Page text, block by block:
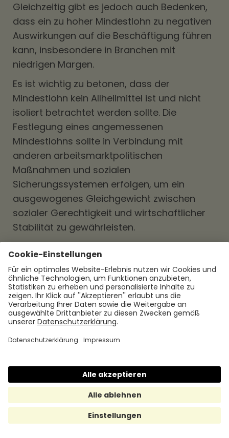
Gleichzeitig gibt es jedoch auch Bedenken,
dass ein zu hoher Mindestlohn zu negativen
Auswirkungen auf die Beschäftigung führen
kann, insbesondere in Branchen mit
niedrigen Margen.
Es ist wichtig zu betonen, dass der
Mindestlohn kein Allheilmittel ist und nicht
isoliert betrachtet werden sollte. Die
Festlegung eines angemessenen
Mindestlohns sollte in Verbindung mit
anderen arbeitsmarktpolitischen
Maßnahmen und sozialen
Sicherungssystemen erfolgen, um ein
ausgewogenes Gleichgewicht zwischen
sozialer Gerechtigkeit und wirtschaftlicher
Stabilität zu gewährleisten.
Blick auf Best Practices können helfen, die
Stärken und Schwächen des Mindestlohns in
Deutschland aufzuzeigen und mögliche
Anpassungen oder Verbesserungen zu
identifizieren. Es ist wichtig, dass solche
durchgeführt werden, um von den
den Mindestlohn kontinuierlich
weiterzuentwickeln.
Diskussion und Ausblick